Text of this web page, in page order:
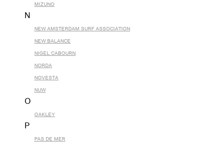
MIZUNO
N
NEW AMSTERDAM SURF ASSOCIATION
NEW BALANCE
NIGEL CABOURN
NORDA
NOVESTA
NUW
O
OAKLEY
P
PAS DE MER